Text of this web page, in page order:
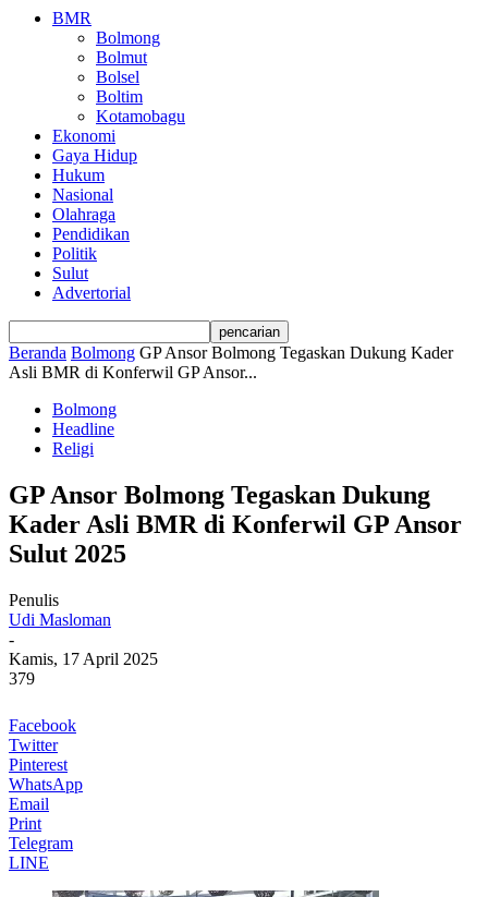
BMR
Bolmong
Bolmut
Bolsel
Boltim
Kotamobagu
Ekonomi
Gaya Hidup
Hukum
Nasional
Olahraga
Pendidikan
Politik
Sulut
Advertorial
Beranda Bolmong GP Ansor Bolmong Tegaskan Dukung Kader
Asli BMR di Konferwil GP Ansor...
Bolmong
Headline
Religi
GP Ansor Bolmong Tegaskan Dukung
Kader Asli BMR di Konferwil GP Ansor
Sulut 2025
Penulis
Udi Masloman
-
Kamis, 17 April 2025
379
Facebook
Twitter
Pinterest
WhatsApp
Email
Print
Telegram
LINE